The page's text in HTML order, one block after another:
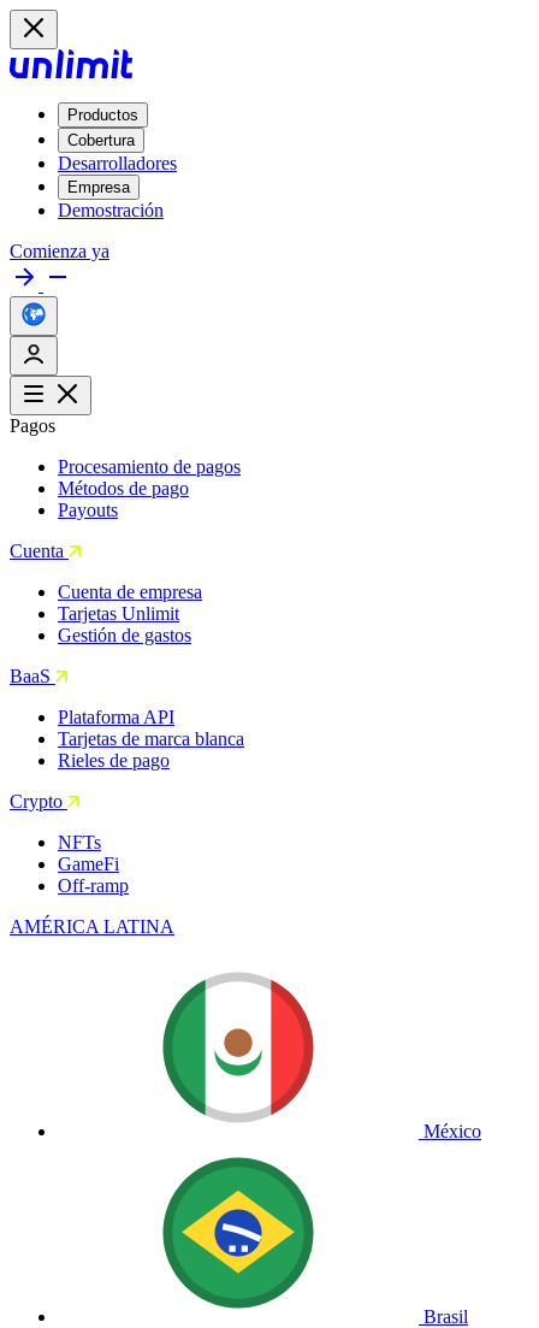
Productos
Cobertura
Desarrolladores
Empresa
Demostración
Comienza ya
Pagos
Procesamiento de pagos
Métodos de pago
Payouts
Cuenta
Cuenta de empresa
Tarjetas Unlimit
Gestión de gastos
BaaS
Plataforma API
Tarjetas de marca blanca
Rieles de pago
Crypto
NFTs
GameFi
Off-ramp
AMÉRICA LATINA
México
Brasil